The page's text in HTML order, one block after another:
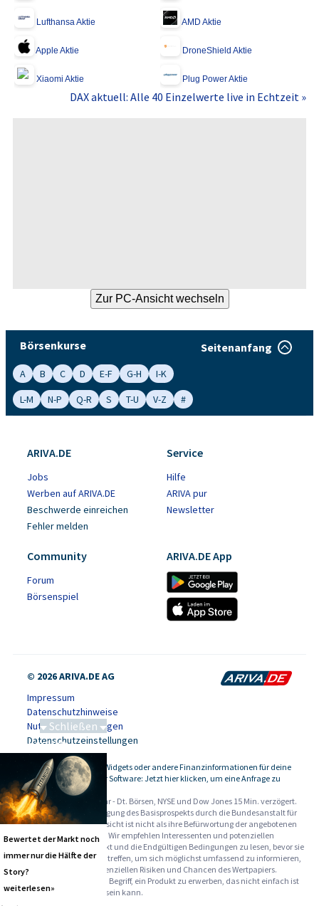
Lufthansa Aktie AMD Aktie
Apple Aktie DroneShield Aktie
Xiaomi Aktie Plug Power Aktie
DAX aktuell: Alle 40 Einzelwerte live in Echtzeit »
Börsenkurse Seitenanfang
A B C D E-F G-H
I-K
L-M
N-P Q-R S T-U V-Z #
ARIVA.DE
Jobs
Werben auf ARIVA.DE
Beschwerde einreichen
Fehler melden
Service
Hilfe
ARIVA pur
Newsletter
Community
Forum
Börsenspiel
ARIVA.DE App
© 2026 ARIVA.DE AG
Impressum
Datenschutzhinweise
Nutzungsbedingungen
Datenschutzeinstellungen
-
Kursdaten, Widgets oder andere Finanzinformationen für deine
Website oder Software: Jetzt hier klicken, um eine Anfrage zu
stellen.
Alle Angaben ohne Gewähr - Dt. Börsen, NYSE und Dow Jones 15 Min. verzögert.
Werbehinweise:
Die Billigung des Basisprospekts durch die Bundesanstalt für
Finanzdienstleistungsaufsicht ist nicht als ihre Befürwortung der angebotenen
Wertpapiere zu verstehen. Wir empfehlen Interessenten und potenziellen
Anlegern den Basisprospekt und die Endgültigen Bedingungen zu lesen, bevor sie
eine Anlageentscheidung treffen, um sich möglichst umfassend zu informieren,
insbesondere über die potenziellen Risiken und Chancen des Wertpapiers.
Warnhinweise: Sie sind im Begriff, ein Produkt zu erwerben, das nicht einfach ist
und schwer zu verstehen sein kann.
Schließen
Saga bei 0,53 CAD
Bewertet der Markt noch
immer nur die Hälfte der
Story?
weiterlesen»